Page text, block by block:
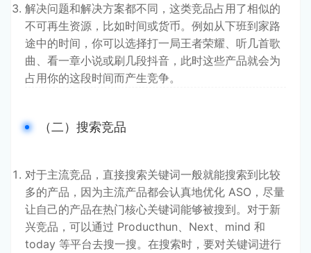
解决问题和解决方案都不同，这类竞品占用了相似的
不可再生资源，比如时间或货币。例如从下班到家路
途中的时间，你可以选择打一局王者荣耀、听几首歌
曲、看一章小说或刷几段抖音，此时这些产品就会为
占用你的这段时间而产生竞争。
（二）搜索竞品
对于主流竞品，直接搜索关键词一般就能搜索到比较
多的产品，因为主流产品都会认真地优化 ASO，尽量
让自己的产品在热门核心关键词能够被搜到。对于新
兴竞品，可以通过 Producthun、Next、mind 和
today 等平台去搜一搜。在搜索时，要对关键词进行